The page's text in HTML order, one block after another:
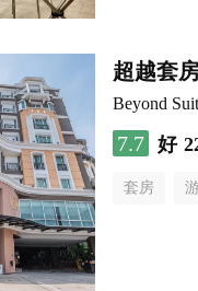
超越套
Beyond
7.7 好
套房